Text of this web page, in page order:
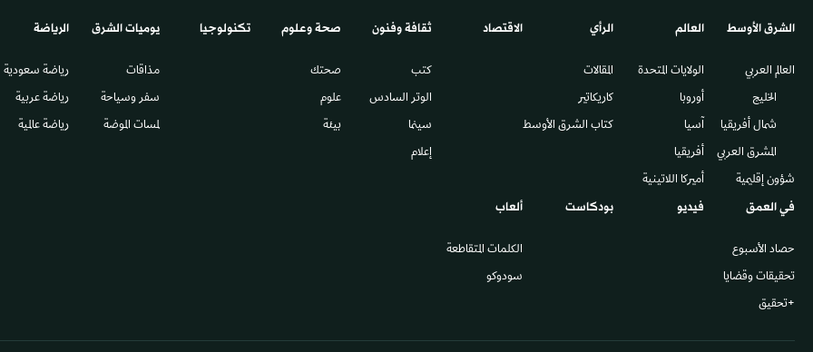
الشرق الأوسط​
العالم العربي
الخليج
شمال أفريقيا
المشرق العربي
شؤون إقليمية
العالم
الولايات المتحدة
أوروبا
آسيا
أفريقيا
أميركا اللاتينية
الرأي
المقالات
كاريكاتير
كتاب الشرق الأوسط
الاقتصاد ثقافة وفنون
كتب
الوتر السادس​
سينما
إعلام
صحة وعلوم
صحتك
علوم
بيئة
تكنولوجيا يوميات الشرق​
مذاقات
سفر وسياحة
لمسات الموضة
الرياضة
رياضة سعودية
رياضة عربية
رياضة عالمية
في العمق
حصاد الأسبوع
تحقيقات وقضايا
+تحقيق
فيديو بودكاست ألعاب
الكلمات المتقاطعة
سودوكو